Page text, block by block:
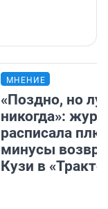
МНЕНИЕ
«Поздно, но
никогда»:
расписала
минусы
Кузи в